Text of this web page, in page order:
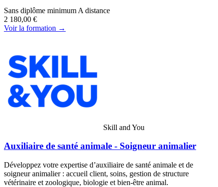
Sans diplôme minimum A distance
2 180,00 €
Voir la formation →
Skill and You
Auxiliaire de santé animale - Soigneur animalier
Développez votre expertise d’auxiliaire de santé animale et de
soigneur animalier : accueil client, soins, gestion de structure
vétérinaire et zoologique, biologie et bien-être animal.